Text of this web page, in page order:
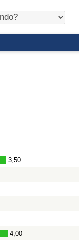
3,50
4,00